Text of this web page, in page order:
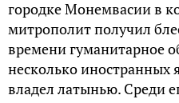
городке Монемвасии в
митрополит получил
времени гуманитарное
несколько иностранных
владел латынью. Среди